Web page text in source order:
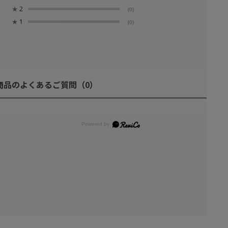
★ 2 (0)
★ 1 (0)
品のよくあるご質問 （0）